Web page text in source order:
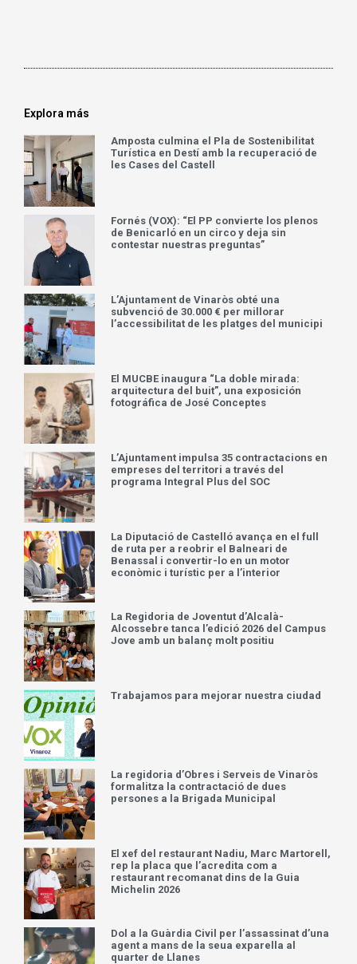
Explora más
Amposta culmina el Pla de Sostenibilitat
Turística en Destí amb la recuperació de
les Cases del Castell
Fornés (VOX): “El PP convierte los plenos
de Benicarló en un circo y deja sin
contestar nuestras preguntas”
L’Ajuntament de Vinaròs obté una
subvenció de 30.000 € per millorar
l’accessibilitat de les platges del municipi
El MUCBE inaugura “La doble mirada:
arquitectura del buit”, una exposición
fotográfica de José Conceptes
L’Ajuntament impulsa 35 contractacions en
empreses del territori a través del
programa Integral Plus del SOC
La Diputació de Castelló avança en el full
de ruta per a reobrir el Balneari de
Benassal i convertir-lo en un motor
econòmic i turístic per a l’interior
La Regidoria de Joventut d’Alcalà-
Alcossebre tanca l’edició 2026 del Campus
Jove amb un balanç molt positiu
Trabajamos para mejorar nuestra ciudad
La regidoria d’Obres i Serveis de Vinaròs
formalitza la contractació de dues
persones a la Brigada Municipal
El xef del restaurant Nadiu, Marc Martorell,
rep la placa que l’acredita com a
restaurant recomanat dins de la Guia
Michelin 2026
Dol a la Guàrdia Civil per l’assassinat d’una
agent a mans de la seua exparella al
quarter de Llanes